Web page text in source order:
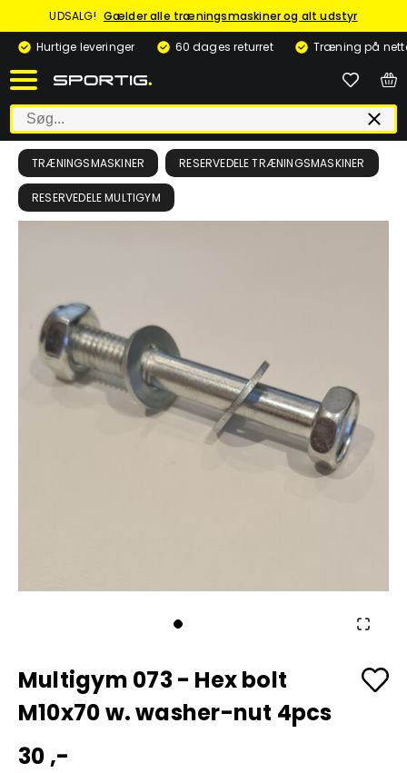
UDSALG! Gælder alle træningsmaskiner og alt udstyr
Hurtige leveringer
60 dages returret Træning på
TRÆNINGSMASKINER RESERVEDELE TRÆNINGSMASKINER
RESERVEDELE MULTIGYM
Multigym 073 - Hex bolt
M10x70 w. washer-nut 4pcs
30 ,-